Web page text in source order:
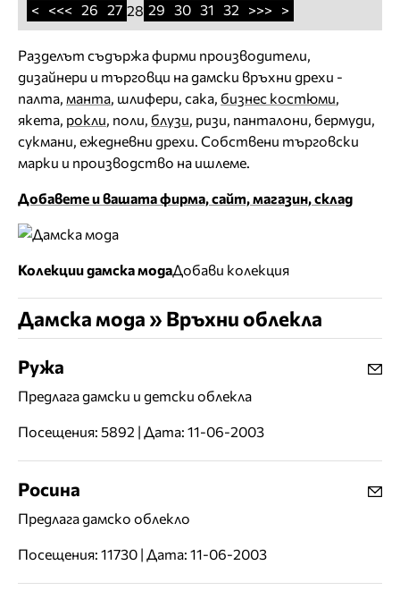
< <<< 26 27 28 29 30 31 32 >>> >
Разделът съдържа фирми производители,
дизайнери и търговци на дамски връхни дрехи -
палта, манта, шлифери, сака, бизнес костюми,
якета, рокли, поли, блузи, ризи, панталони, бермуди,
сукмани, ежедневни дрехи. Собствени търговски
марки и производство на ишлеме.
Добавете и вашата фирма, сайт, магазин, склад
Колекции дамска модаДобави колекция
Дамска мода » Връхни облекла
Ружа
Предлага дамски и детски облекла
Посещения: 5892 | Дата: 11-06-2003
Росина
Предлага дамско облекло
Посещения: 11730 | Дата: 11-06-2003